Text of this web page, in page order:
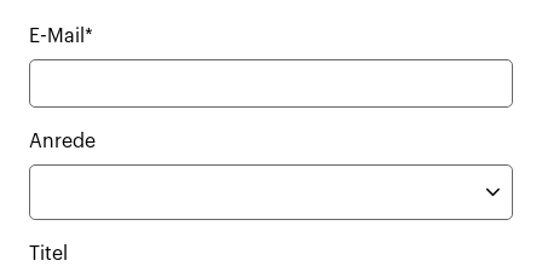
E-Mail*
Anrede
Titel